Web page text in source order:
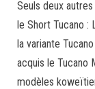
Seuls deux
le Short Tucano :
la variante
acquis le Tucano
modèles